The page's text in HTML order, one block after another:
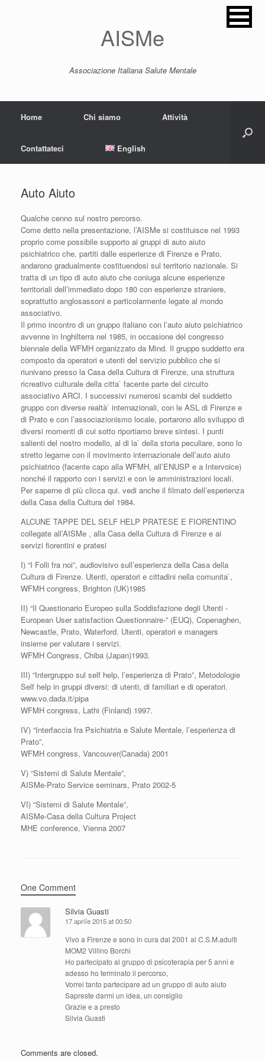
AISMe
Associazione Italiana Salute Mentale
Home Chi siamo Attività
Contattateci English
Auto Aiuto
Qualche cenno sul nostro percorso.
Come detto nella presentazione, l’AISMe si costituisce nel 1993
proprio come possibile supporto ai gruppi di auto aiuto
psichiatrico che, partiti dalle esperienze di Firenze e Prato,
andarono gradualmente costituendosi sul territorio nazionale. Si
tratta di un tipo di auto aiuto che coniuga alcune esperienze
territoriali dell’immediato dopo 180 con esperienze straniere,
soprattutto anglosassoni e particolarmente legate al mondo
associativo.
Il primo incontro di un gruppo italiano con l’auto aiuto psichiatrico
avvenne in Inghilterra nel 1985, in occasione del congresso
biennale della WFMH organizzato da Mind. Il gruppo suddetto era
composto da operatori e utenti del servizio pubblico che si
riunivano presso la Casa della Cultura di Firenze, una struttura
ricreativo culturale della citta` facente parte del circuito
associativo ARCI. I successivi numerosi scambi del suddetto
gruppo con diverse realtà` internazionali, con le ASL di Firenze e
di Prato e con l’associazionismo locale, portarono allo sviluppo di
diversi momenti di cui sotto riportiamo breve sintesi. I punti
salienti del nostro modello, al di la` della storia peculiare, sono lo
stretto legame con il movimento internazionale dell’auto aiuto
psichiatrico (facente capo alla WFMH, all’ENUSP e a Intervoice)
nonché il rapporto con i servizi e con le amministrazioni locali.
Per saperne di più clicca qui. vedi anche il filmato dell’esperienza
della Casa della Cultura del 1984.
ALCUNE TAPPE DEL SELF HELP PRATESE E FIORENTINO
collegate all’AISMe , alla Casa della Cultura di Firenze e ai
servizi fiorentini e pratesi
I) “I Folli fra noi”, audiovisivo sull’esperienza della Casa della
Cultura di Firenze. Utenti, operatori e cittadini nella comunita`,
WFMH congress, Brighton (UK)1985
II) “Il Questionario Europeo sulla Soddisfazione degli Utenti -
European User satisfaction Questionnaire-” (EUQ), Copenaghen,
Newcastle, Prato, Waterford. Utenti, operatori e managers
insieme per valutare i servizi.
WFMH Congress, Chiba (Japan)1993.
III) “Intergruppo sul self help, l’esperienza di Prato”, Metodologie
Self help in gruppi diversi: di utenti, di familiari e di operatori.
www.vo.dada.it/pipa
WFMH congress, Lathi (Finland) 1997.
IV) “Interfaccia fra Psichiatria e Salute Mentale, l’esperienza di
Prato”,
WFMH congress, Vancouver(Canada) 2001
V) “Sistemi di Salute Mentale”,
AISMe-Prato Service seminars, Prato 2002-5
VI) “Sistemi di Salute Mentale”,
AISMe-Casa della Cultura Project
MHE conference, Vienna 2007
One Comment
Silvia Guasti
17 aprile 2015 at 00:50
Vivo a Firenze e sono in cura dal 2001 al C.S.M.adulti
MOM2 Villino Borchi
Ho partecipato al gruppo di psicoterapia per 5 anni e
adesso ho terminato il percorso,
Vorrei tanto partecipare ad un gruppo di auto aiuto
Sapreste darmi un idea, un consiglio
Grazie e a presto
Silvia Guasti
Comments are closed.